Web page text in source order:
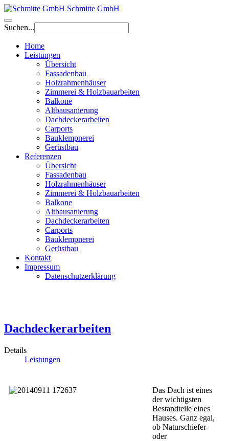
Schmitte GmbH
Suchen...
Home
Leistungen
Übersicht
Fassadenbau
Holzrahmenhäuser
Zimmerei & Holzbauarbeiten
Balkone
Altbausanierung
Dachdeckerarbeiten
Carports
Bauklempnerei
Gerüstbau
Referenzen
Übersicht
Fassadenbau
Holzrahmenhäuser
Zimmerei & Holzbauarbeiten
Balkone
Altbausanierung
Dachdeckerarbeiten
Carports
Bauklempnerei
Gerüstbau
Kontakt
Impressum
Datenschutzerklärung
Dachdeckerarbeiten
Details
Leistungen
Das Dach ist eines
der wichtigsten
Bestandteile eines
Hauses. Ganz egal,
ob Naturschiefer-
oder